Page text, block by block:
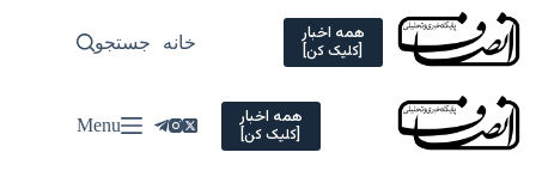
Skip
content
همه اخبار
[کلیک کن] خانه سیاسی
جستجو
همه اخبار
[کلیک کن] Menu